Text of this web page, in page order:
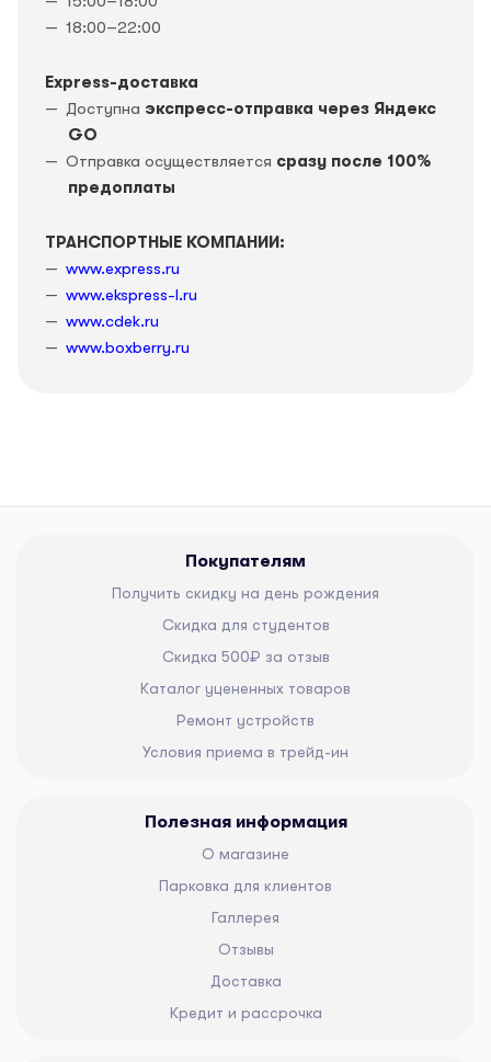
18:00–22:00
Express-доставка
Доступна экспресс-отправка через Яндекс
GO
Отправка осуществляется сразу после 100%
предоплаты
ТРАНСПОРТНЫЕ КОМПАНИИ:
www.express.ru
www.ekspress-l.ru
www.cdek.ru
www.boxberry.ru
Покупателям
Получить скидку на день рождения
Скидка для студентов
Скидка 500₽ за отзыв
Каталог уцененных товаров
Ремонт устройств
Условия приема в трейд-ин
Полезная информация
О магазине
Парковка для клиентов
Галлерея
Отзывы
Доставка
Кредит и рассрочка